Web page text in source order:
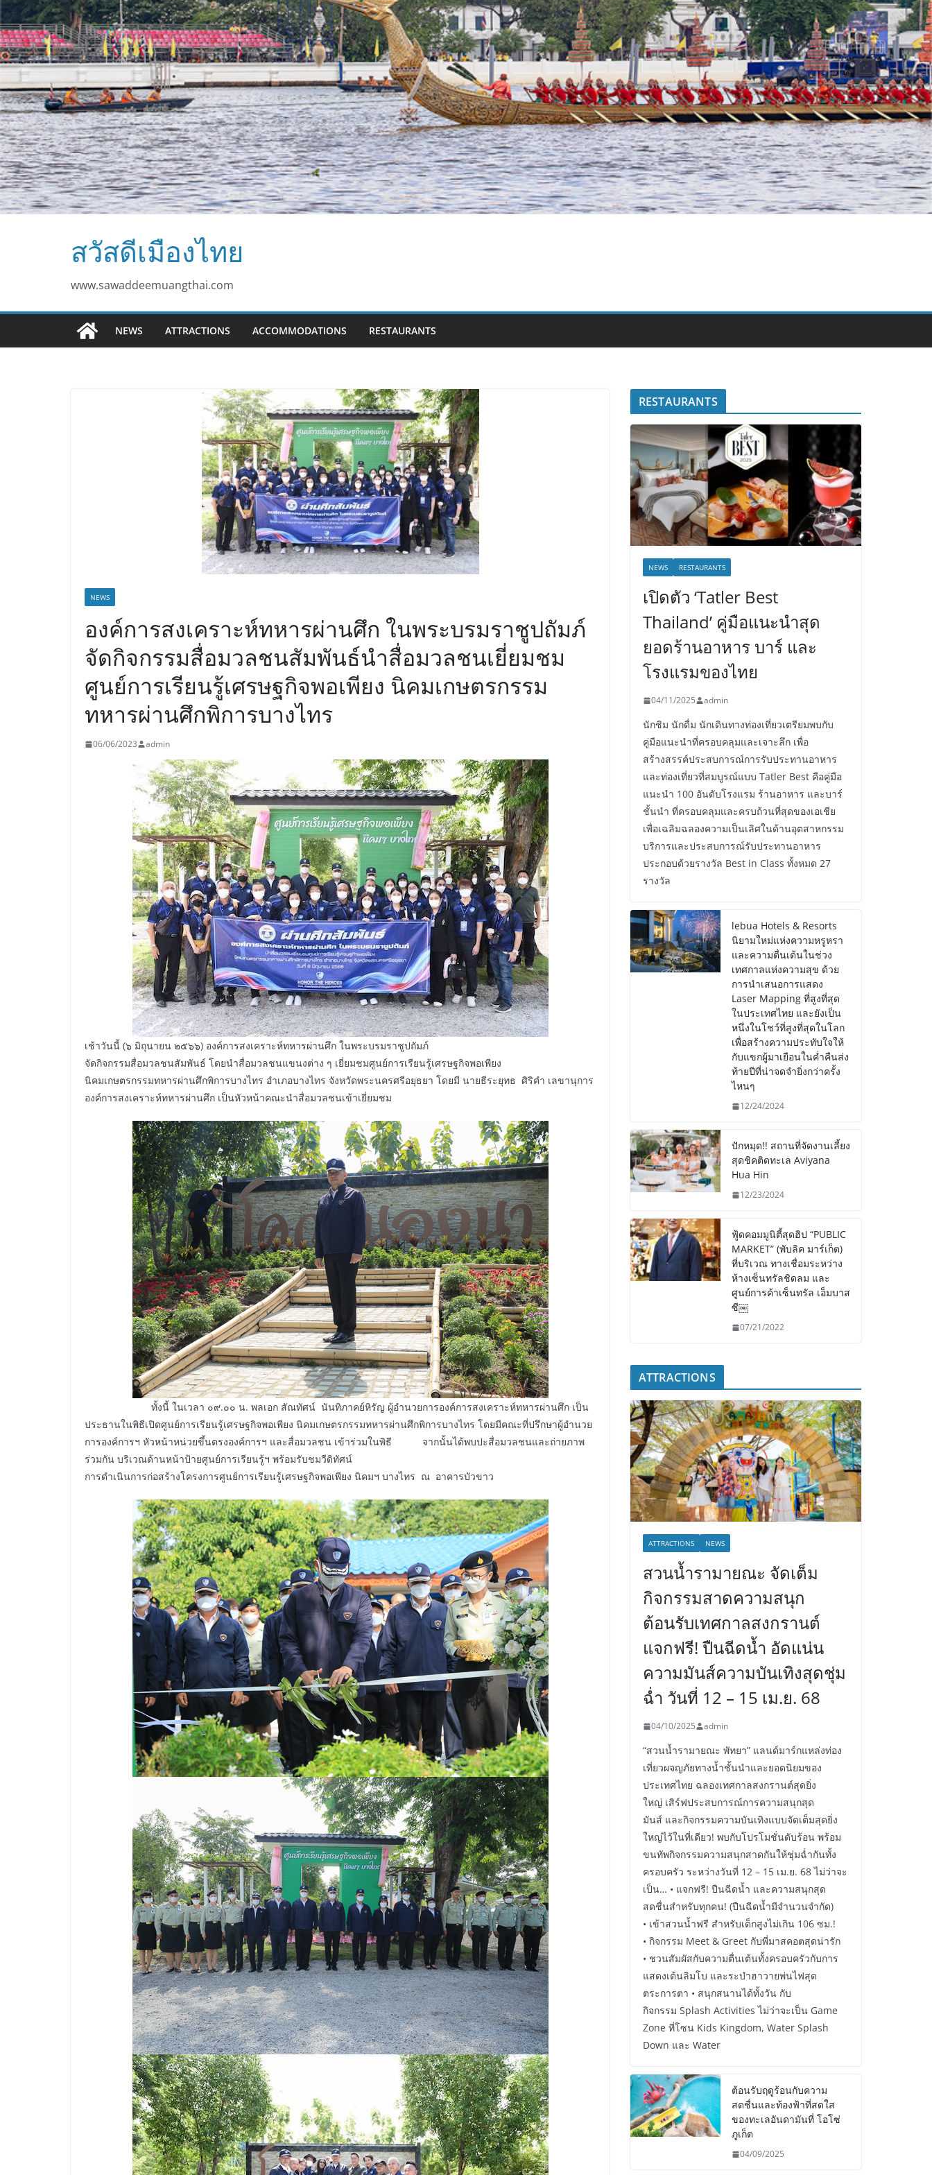
สวัสดีเมืองไทย
www.sawaddeemuangthai.com
NEWS ATTRACTIONS ACCOMMODATIONS RESTAURANTS
NEWS
องค์การสงเคราะห์ทหารผ่านศึก ในพระบรมราชูปถัมภ์
จัดกิจกรรมสื่อมวลชนสัมพันธ์นำสื่อมวลชนเยี่ยมชม
ศูนย์การเรียนรู้เศรษฐกิจพอเพียง นิคมเกษตรกรรม
ทหารผ่านศึกพิการบางไทร
06/06/2023 admin
เช้าวันนี้ (๖ มิถุนายน ๒๕๖๖) องค์การสงเคราะห์ทหารผ่านศึก ในพระบรมราชูปถัมภ์
จัดกิจกรรมสื่อมวลชนสัมพันธ์ โดยนำสื่อมวลชนแขนงต่าง ๆ เยี่ยมชมศูนย์การเรียนรู้เศรษฐกิจพอเพียง
นิคมเกษตรกรรมทหารผ่านศึกพิการบางไทร อำเภอบางไทร จังหวัดพระนครศรีอยุธยา โดยมี นายธีระยุทธ ศิริคำ เลขานุการ
องค์การสงเคราะห์ทหารผ่านศึก เป็นหัวหน้าคณะนำสื่อมวลชนเข้าเยี่ยมชม
ทั้งนี้ ในเวลา ๐๙.๐๐ น. พลเอก สัณทัศน์ นันทิภาคย์หิรัญ ผู้อำนวยการองค์การสงเคราะห์ทหารผ่านศึก เป็น
ประธานในพิธีเปิดศูนย์การเรียนรู้เศรษฐกิจพอเพียง นิคมเกษตรกรรมทหารผ่านศึกพิการบางไทร โดยมีคณะที่ปรึกษาผู้อำนวย
การองค์การฯ หัวหน้าหน่วยขึ้นตรงองค์การฯ และสื่อมวลชน เข้าร่วมในพิธี จากนั้นได้พบปะสื่อมวลชนและถ่ายภาพ
ร่วมกัน บริเวณด้านหน้าป้ายศูนย์การเรียนรู้ฯ พร้อมรับชมวีดิทัศน์
การดำเนินการก่อสร้างโครงการศูนย์การเรียนรู้เศรษฐกิจพอเพียง นิคมฯ บางไทร ณ อาคารบัวขาว
RESTAURANTS
NEWS RESTAURANTS
เปิดตัว ‘Tatler Best
Thailand’ คู่มือแนะนำสุด
ยอดร้านอาหาร บาร์ และ
โรงแรมของไทย
04/11/2025 admin
นักชิม นักดื่ม นักเดินทางท่องเที่ยวเตรียมพบกับ
คู่มือแนะนำที่ครอบคลุมและเจาะลึก เพื่อ
สร้างสรรค์ประสบการณ์การรับประทานอาหาร
และท่องเที่ยวที่สมบูรณ์แบบ Tatler Best คือคู่มือ
แนะนำ 100 อันดับโรงแรม ร้านอาหาร และบาร์
ชั้นนำ ที่ครอบคลุมและครบถ้วนที่สุดของเอเชีย
เพื่อเฉลิมฉลองความเป็นเลิศในด้านอุตสาหกรรม
บริการและประสบการณ์รับประทานอาหาร
ประกอบด้วยรางวัล Best in Class ทั้งหมด 27
รางวัล
lebua Hotels & Resorts
นิยามใหม่แห่งความหรูหรา
และความตื่นเต้นในช่วง
เทศกาลแห่งความสุข ด้วย
การนำเสนอการแสดง
Laser Mapping ที่สูงที่สุด
ในประเทศไทย และยังเป็น
หนึ่งในโชว์ที่สูงที่สุดในโลก
เพื่อสร้างความประทับใจให้
กับแขกผู้มาเยือนในค่ำคืนส่ง
ท้ายปีที่น่าจดจำยิ่งกว่าครั้ง
ไหนๆ
12/24/2024
ปักหมุด!! สถานที่จัดงานเลี้ยง
สุดชิคติดทะเล Aviyana
Hua Hin
12/23/2024
ฟู้ดคอมมูนิตี้สุดฮิป “PUBLIC
MARKET” (พับลิค มาร์เก็ต)
ที่บริเวณ ทางเชื่อมระหว่าง
ห้างเซ็นทรัลชิดลม และ
ศูนย์การค้าเซ็นทรัล เอ็มบาส
ซี￼
07/21/2022
ATTRACTIONS
ATTRACTIONS NEWS
สวนน้ำรามายณะ จัดเต็ม
กิจกรรมสาดความสนุก
ต้อนรับเทศกาลสงกรานต์
แจกฟรี! ปืนฉีดน้ำ อัดแน่น
ความมันส์ความบันเทิงสุดชุ่ม
ฉ่ำ วันที่ 12 – 15 เม.ย. 68
04/10/2025 admin
“สวนน้ำรามายณะ พัทยา” แลนด์มาร์กแหล่งท่อง
เที่ยวผจญภัยทางน้ำชั้นนำและยอดนิยมของ
ประเทศไทย ฉลองเทศกาลสงกรานต์สุดยิ่ง
ใหญ่ เสิร์ฟประสบการณ์การความสนุกสุด
มันส์ และกิจกรรมความบันเทิงแบบจัดเต็มสุดยิ่ง
ใหญ่ไว้ในที่เดียว! พบกับโปรโมชั่นดับร้อน พร้อม
ขนทัพกิจกรรมความสนุกสาดกันให้ชุ่มฉ่ำกันทั้ง
ครอบครัว ระหว่างวันที่ 12 – 15 เม.ย. 68 ไม่ว่าจะ
เป็น… • แจกฟรี! ปืนฉีดน้ำ และความสนุกสุด
สดชื่นสำหรับทุกคน! (ปืนฉีดน้ำมีจำนวนจำกัด)
• เข้าสวนน้ำฟรี สำหรับเด็กสูงไม่เกิน 106 ซม.!
• กิจกรรม Meet & Greet กับพี่มาสคอตสุดน่ารัก
• ชวนสัมผัสกับความตื่นเต้นทั้งครอบครัวกับการ
แสดงเต้นลิมโบ และระบำฮาวายพ่นไฟสุด
ตระการตา • สนุกสนานได้ทั้งวัน กับ
กิจกรรม Splash Activities ไม่ว่าจะเป็น Game
Zone ที่โซน Kids Kingdom, Water Splash
Down และ Water
ต้อนรับฤดูร้อนกับความ
สดชื่นและท้องฟ้าที่สดใส
ของทะเลอันดามันที่ โอโซ่
ภูเก็ต
04/09/2025